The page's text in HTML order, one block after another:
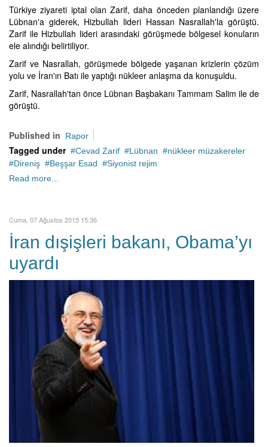
Türkiye ziyareti iptal olan Zarif, daha önceden planlandığı üzere
Lübnan'a giderek, Hizbullah lideri Hassan Nasrallah'la görüştü.
Zarif ile Hizbullah lideri arasındaki görüşmede bölgesel konuların
ele alındığı belirtiliyor.
Zarif ve Nasrallah, görüşmede bölgede yaşanan krizlerin çözüm
yolu ve İran'ın Batı ile yaptığı nükleer anlaşma da konuşuldu.
Zarif, Nasrallah'tan önce Lübnan Başbakanı Tammam Salim ile de
görüştü.
Published in Rapor
Tagged under Cevad Zarif Lübnan
nükleer müzakereler
Direniş
Beşşar Esad
Siyonist rejim
Read more...
Cuma, 07 Ağustos 2015 15:36
İran dışişleri bakanı, Obama’yı
uyardı